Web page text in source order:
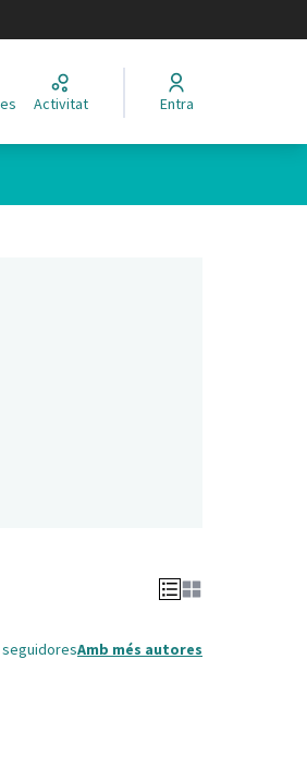
Activitat Entra
Amb més autores